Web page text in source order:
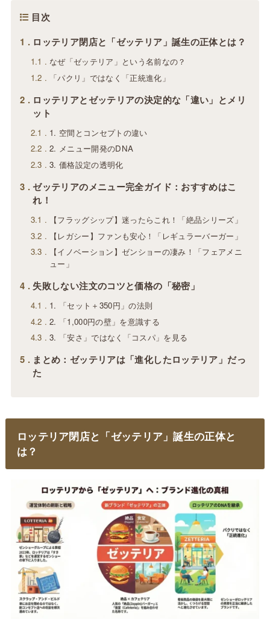
目次
1
ロッテリア閉店と「ゼッテリア」誕生の正体とは？
1.1
なぜ「ゼッテリア」という名前なの？
1.2
「パクリ」ではなく「正統進化」
2
ロッテリアとゼッテリアの決定的な「違い」とメリ
ット
2.1
1. 空間とコンセプトの違い
2.2
2. メニュー開発のDNA
2.3
3. 価格設定の透明化
3
ゼッテリアのメニュー完全ガイド：おすすめはこ
れ！
3.1
【フラッグシップ】迷ったらこれ！「絶品シリーズ」
3.2
【レガシー】ファンも安心！「レギュラーバーガー」
3.3
【イノベーション】ゼンショーの凄み！「フェアメニ
ュー」
4 失敗しない注文のコツと価格の「秘密」
4.1
1. 「セット＋350円」の法則
4.2
2. 「1,000円の壁」を意識する
4.3
3. 「安さ」ではなく「コスパ」を見る
5
まとめ：ゼッテリアは「進化したロッテリア」だっ
た
ロッテリア閉店と「ゼッテリア」誕生の正体と
は？